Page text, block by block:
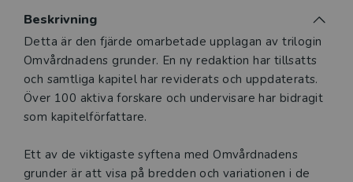
digitalt provexemplar av den här produkten
Våra digitala provexemplar tillhandahålls via Studora.se
och ger dig tillgång till boken under 180 dagar. Observera
att erbjudandet endast gäller relevanta produkter för din
undervisning (nivå och ämne) och dig som är verksam i
önskar ytterligare information eller har frågor om
produkten.
Beskrivning
Beskrivning
Detta är den fjärde omarbetade upplagan av trilogin
Omvårdnadens grunder. En ny redaktion har tillsatts
och samtliga kapitel har reviderats och uppdaterats.
Över 100 aktiva forskare och undervisare har bidragit
som kapitelförfattare.
Ett av de viktigaste syftena med Omvårdnadens
grunder är att visa på bredden och variationen i de